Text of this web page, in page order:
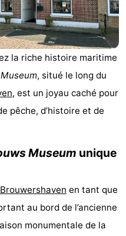
la riche histoire maritime
, situé le long du
, est un joyau caché pour
pêche, d’histoire et de
Museum unique
Brouwershaven en tant que
au bord de l’ancienne
monumentale de la